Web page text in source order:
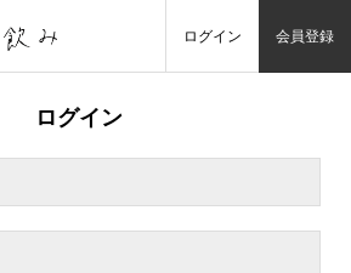
ログイン 会員登録
ログイン